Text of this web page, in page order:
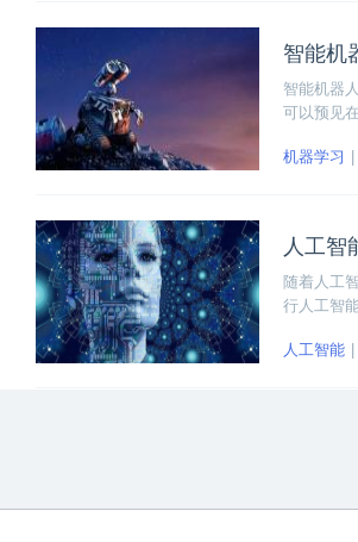
智能机
智能机器
可以预见
机器学习
人工智
随着人工
行人工智
培训的。
人工智能